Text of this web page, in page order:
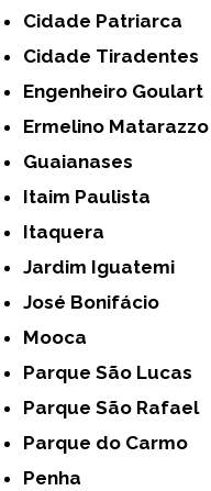
Cidade Patriarca
Cidade Tiradentes
Engenheiro Goulart
Ermelino Matarazzo
Guaianases
Itaim Paulista
Itaquera
Jardim Iguatemi
José Bonifácio
Mooca
Parque São Lucas
Parque São Rafael
Parque do Carmo
Penha